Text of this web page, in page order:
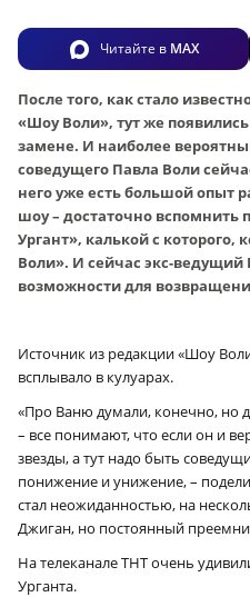
Читайте в MAX
После того, как стало
«Шоу Воли», тут же
замене. И наиболее
соведущего Павла Воли
него уже есть большой опыт
шоу – достаточно вспомнить
Ургант», калькой с
Воли». И сейчас экс-
возможности для
Источник из редакции «Шоу
всплывало в кулуарах.
«Про Ваню думали, конечно, но
– все понимают, что если он и
звезды, а тут надо быть
понижение и унижение, –
стал неожиданностью, на
Джиган, но постоянный
На телеканале ТНТ очень
Урганта.